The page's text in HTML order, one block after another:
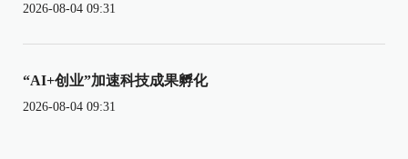
2026-08-04 09:31
“AI+创业”加速科技成果孵化
2026-08-04 09:31